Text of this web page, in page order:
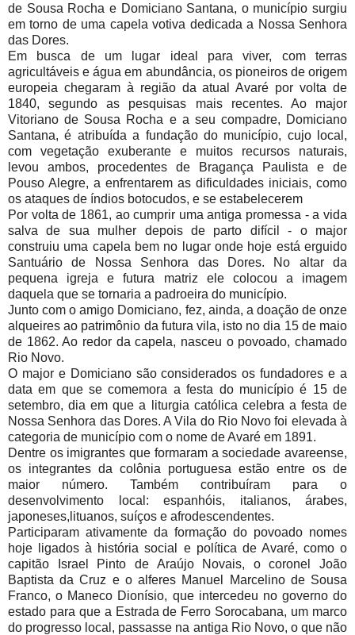
de Sousa Rocha e Domiciano Santana, o município surgiu
em torno de uma capela votiva dedicada a Nossa Senhora
das Dores.
Em busca de um lugar ideal para viver, com terras
agricultáveis e água em abundância, os pioneiros de origem
europeia chegaram à região da atual Avaré por volta de
1840, segundo as pesquisas mais recentes. Ao major
Vitoriano de Sousa Rocha e a seu compadre, Domiciano
Santana, é atribuída a fundação do município, cujo local,
com vegetação exuberante e muitos recursos naturais,
levou ambos, procedentes de Bragança Paulista e de
Pouso Alegre, a enfrentarem as dificuldades iniciais, como
os ataques de índios botocudos, e se estabelecerem
Por volta de 1861, ao cumprir uma antiga promessa - a vida
salva de sua mulher depois de parto difícil - o major
construiu uma capela bem no lugar onde hoje está erguido
Santuário de Nossa Senhora das Dores. No altar da
pequena igreja e futura matriz ele colocou a imagem
daquela que se tornaria a padroeira do município.
Junto com o amigo Domiciano, fez, ainda, a doação de onze
alqueires ao patrimônio da futura vila, isto no dia 15 de maio
de 1862. Ao redor da capela, nasceu o povoado, chamado
Rio Novo.
O major e Domiciano são considerados os fundadores e a
data em que se comemora a festa do município é 15 de
setembro, dia em que a liturgia católica celebra a festa de
Nossa Senhora das Dores. A Vila do Rio Novo foi elevada à
categoria de município com o nome de Avaré em 1891.
Dentre os imigrantes que formaram a sociedade avareense,
os integrantes da colônia portuguesa estão entre os de
maior número. Também contribuíram para o
desenvolvimento local: espanhóis, italianos, árabes,
japoneses,lituanos, suíços e afrodescendentes.
Participaram ativamente da formação do povoado nomes
hoje ligados à história social e política de Avaré, como o
capitão Israel Pinto de Araújo Novais, o coronel João
Baptista da Cruz e o alferes Manuel Marcelino de Sousa
Franco, o Maneco Dionísio, que intercedeu no governo do
estado para que a Estrada de Ferro Sorocabana, um marco
do progresso local, passasse na antiga Rio Novo, o que não